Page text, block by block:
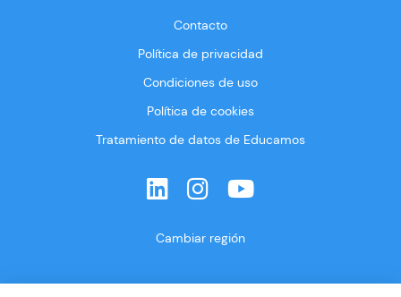
Contacto
Política de privacidad
Condiciones de uso
Política de cookies
Tratamiento de datos de Educamos
Cambiar región